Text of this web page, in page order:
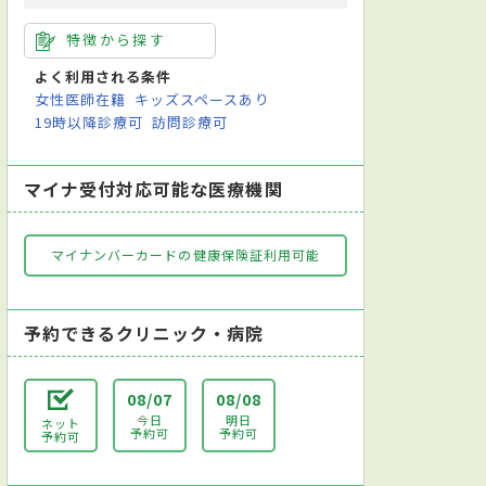
特徴から探す
よく利用される条件
女性医師在籍 キッズスペースあり
19時以降診療可 訪問診療可
マイナ受付対応可能な医療機関
マイナンバーカードの健康保険証利用可能
予約できるクリニック・病院
ネット
予約可
08/07
今日
予約可
08/08
明日
予約可